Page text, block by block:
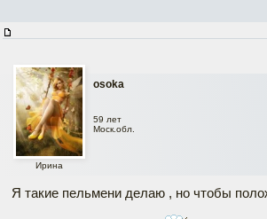
osoka
Ирина
59 лет
Моск.обл.
Я такие пельмени делаю , но чтобы